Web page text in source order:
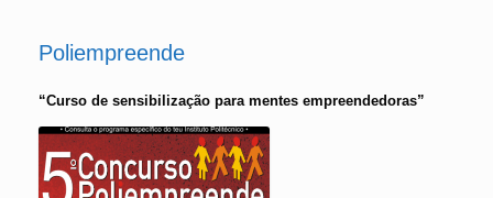
Poliempreende
“Curso de sensibilização para mentes empreendedoras”